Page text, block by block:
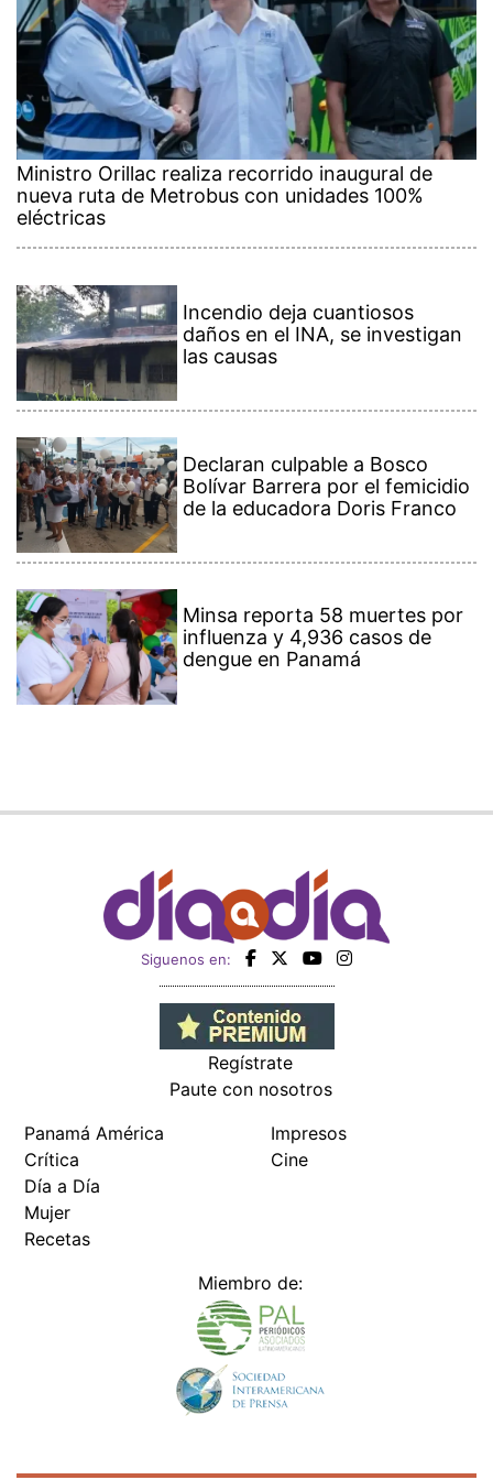
Ministro Orillac realiza recorrido inaugural de
nueva ruta de Metrobus con unidades 100%
eléctricas
Incendio deja cuantiosos
daños en el INA, se investigan
las causas
Declaran culpable a Bosco
Bolívar Barrera por el femicidio
de la educadora Doris Franco
Minsa reporta 58 muertes por
influenza y 4,936 casos de
dengue en Panamá
Siguenos en:
Regístrate
Paute con nosotros
Panamá América
Crítica
Día a Día
Mujer
Recetas
Impresos
Cine
Miembro de: